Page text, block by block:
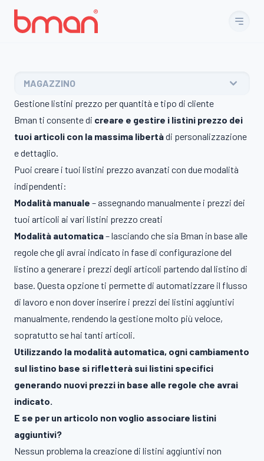
MAGAZZINO
Gestione listini prezzo per quantità e tipo di cliente
Bman ti consente di creare e gestire i listini prezzo dei
tuoi articoli con la massima libertàdi personalizzazione
e dettaglio.
Puoi creare i tuoi listini prezzo avanzati con due modalità
indipendenti:
Modalità manuale – assegnando manualmente i prezzi dei
tuoi articoli ai vari listini prezzo creati
Modalità automatica– lasciando che sia Bman in base alle
regole che gli avrai indicato in fase di configurazione del
listino a generare i prezzi degli articoli partendo dal listino di
base. Questa opzione ti permette di automatizzare il flusso
di lavoro e non dover inserire i prezzi dei listini aggiuntivi
manualmente, rendendo la gestione molto più veloce,
sopratutto se hai tanti articoli.
Utilizzando la modalità automatica, ogni cambiamento
sul listino base si rifletterà sui listini specifici
generando nuovi prezzi in base alle regole che avrai
indicato.
E se per un articolo non voglio associare listini
aggiuntivi?
Nessun problema la creazione di listini aggiuntivi non